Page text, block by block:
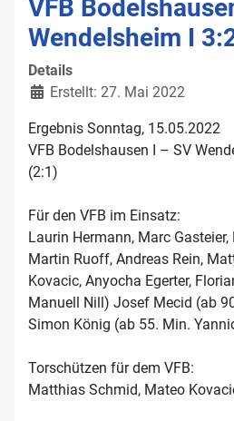
VFB
Wendelsheim I
Details
Erstellt: 27. Mai 2022
Ergebnis Sonntag, 15.05.2022
VFB Bodelshausen I – SV
(2:1)
Für den VFB im Einsatz:
Laurin Hermann, Marc
Martin Ruoff, Andreas Rein,
Kovacic, Anyocha Egerter,
Manuell Nill) Josef Mecid (ab
Simon König (ab 55. Min.
Torschützen für dem VFB:
Matthias Schmid, Mateo